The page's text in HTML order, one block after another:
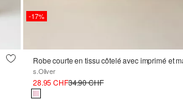
-17%
s.Oliver
28.95 CHF34.90 CHF